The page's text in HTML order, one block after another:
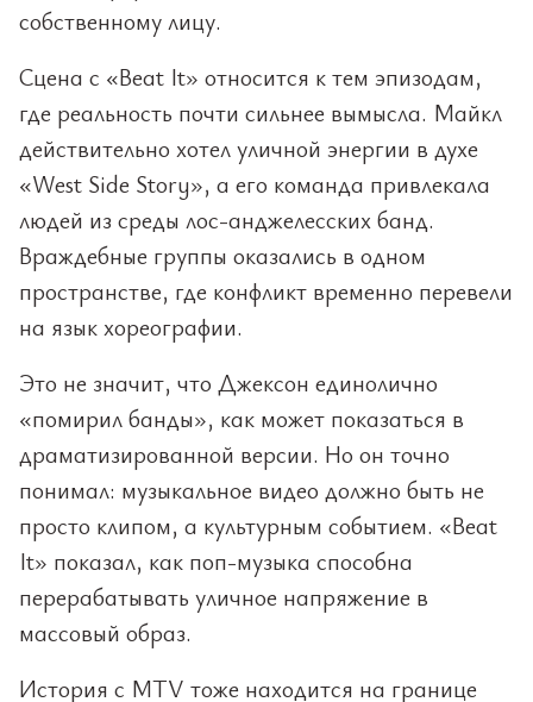
собственному лицу.
Сцена с «Beat It» относится к тем эпизодам,
где реальность почти сильнее вымысла. Майкл
действительно хотел уличной энергии в духе
«West Side Story», а его команда привлекала
людей из среды лос-анджелесских банд.
Враждебные группы оказались в одном
пространстве, где конфликт временно перевели
на язык хореографии.
Это не значит, что Джексон единолично
«помирил банды», как может показаться в
драматизированной версии. Но он точно
понимал: музыкальное видео должно быть не
просто клипом, а культурным событием. «Beat
It» показал, как поп-музыка способна
перерабатывать уличное напряжение в
массовый образ.
История с MTV тоже находится на границе